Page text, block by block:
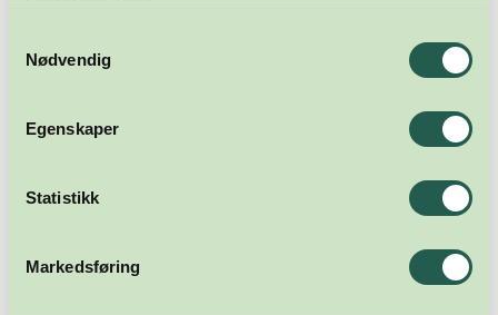
Nødvendig
Egenskaper
Statistikk
Markedsføring